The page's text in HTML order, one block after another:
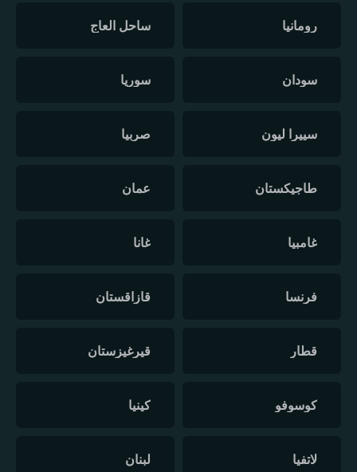
رومانيا ساحل العاج
سودان سوريا
سييرا ليون صربيا
طاجيكستان عمان
غامبيا غانا
فرنسا قازاقستان
قطار قيرغيزستان
كوسوفو كينيا
لاتفيا لبنان